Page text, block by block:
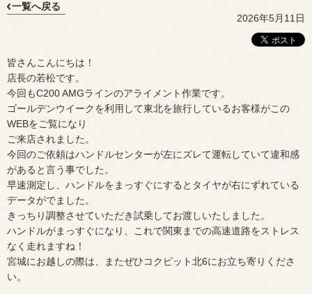
一覧へ戻る
2026年5月11日
皆さんこんにちは！
店長の若松です。
今回もC200 AMGラインのアライメント作業です。
ゴールデンウイークを利用して東北を旅行しているお客様がこの
WEBをご覧になり
ご来店されました。
今回のご依頼はハンドルセンターが左にズレて運転していて違和感
があると言う事でした。
早速測定し、ハンドルをまっすぐにするとタイヤが右にずれている
データがでました。
きっちり調整させていただき試乗してお渡しいたしました。
ハンドルがまっすぐになり、これで関東までの高速道路をストレス
なく走れますね！
宮城にお越しの際は、またぜひコクピット北6にお立ち寄りくださ
い。